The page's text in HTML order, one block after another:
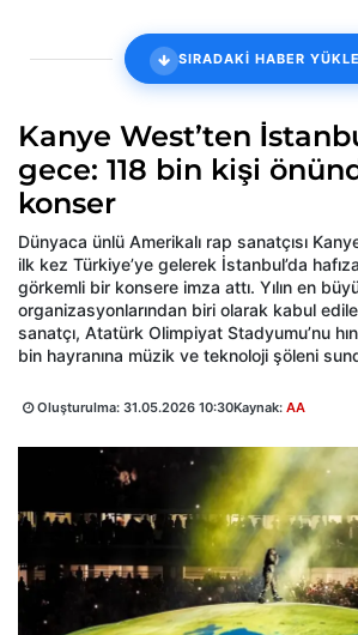
SIRADAKİ HABER
Kanye West’ten
gece: 118 bin kişi
konser
Dünyaca ünlü Amerikalı rap sanatçısı
ilk kez Türkiye’ye gelerek İstanbul’da
görkemli bir konsere imza attı. Yılın en
organizasyonlarından biri olarak kabul
sanatçı, Atatürk Olimpiyat Stadyumu’nu
bin hayranına müzik ve teknoloji şöleni
Oluşturulma: 31.05.2026 10:30Kaynak: AA